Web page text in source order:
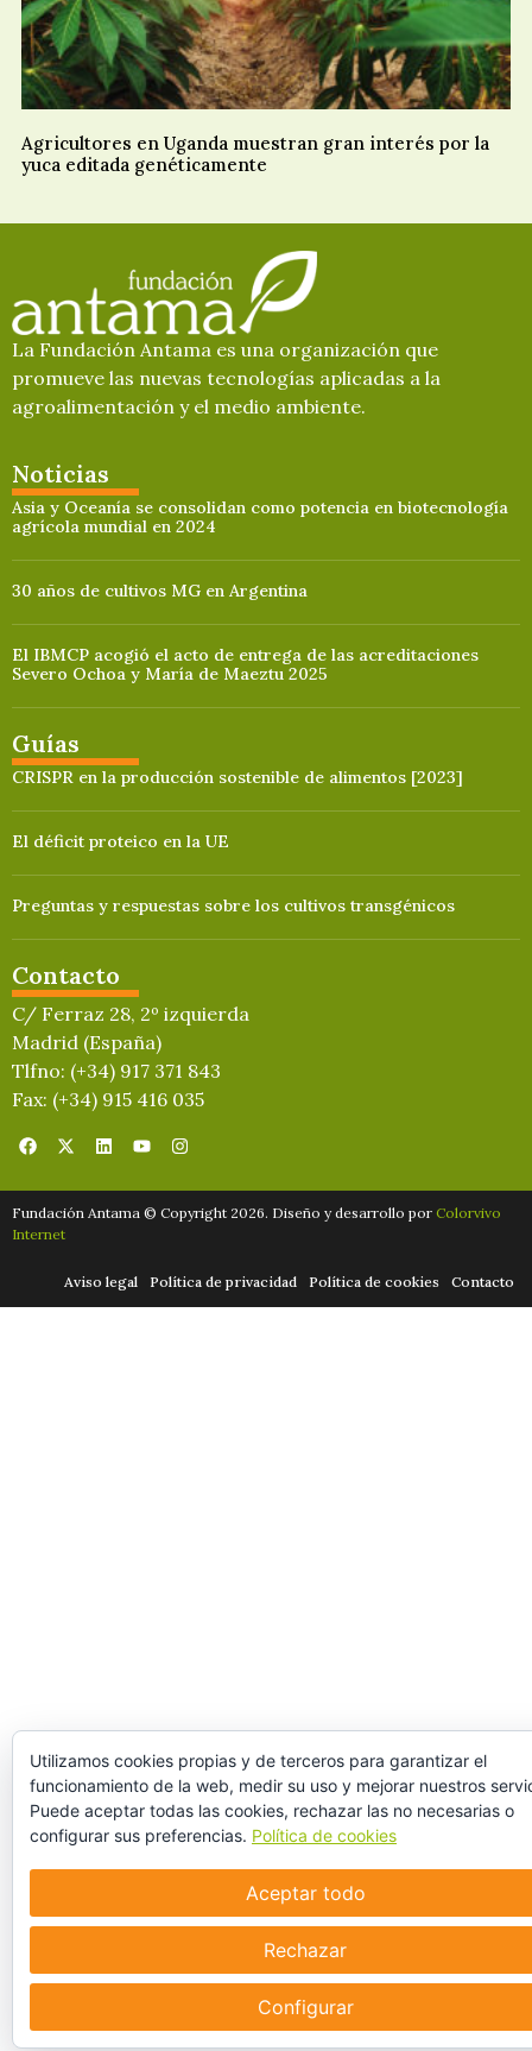
Agricultores en Uganda muestran gran interés por la
yuca editada genéticamente
La Fundación Antama es una organización que
promueve las nuevas tecnologías aplicadas a la
agroalimentación y el medio ambiente.
Noticias
Asia y Oceanía se consolidan como potencia en biotecnología
agrícola mundial en 2024
30 años de cultivos MG en Argentina
El IBMCP acogió el acto de entrega de las acreditaciones
Severo Ochoa y María de Maeztu 2025
Guías
CRISPR en la producción sostenible de alimentos [2023]
El déficit proteico en la UE
Preguntas y respuestas sobre los cultivos transgénicos
Contacto
C/ Ferraz 28, 2º izquierda
Madrid (España)
Tlfno: (+34) 917 371 843
Fax: (+34) 915 416 035
Fundación Antama © Copyright 2026. Diseño y desarrollo por Colorvivo
Internet
Aviso legal Política de privacidad Política de cookies Contacto
Utilizamos cookies propias y de terceros para garantizar el
funcionamiento de la web, medir su uso y mejorar nuestros
Puede aceptar todas las cookies, rechazar las no necesarias o
configurar sus preferencias. Política de cookies
Aceptar todo
Rechazar
Configurar